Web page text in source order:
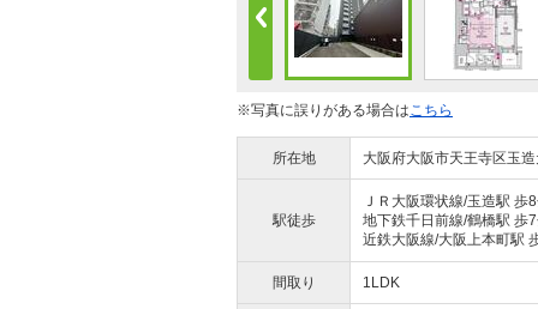
※写真に誤りがある場合はこちら
所在地 大阪府大阪市天王寺区玉
駅徒歩
ＪＲ大阪環状線/玉造駅 歩
地下鉄千日前線/鶴橋駅 歩
近鉄大阪線/大阪上本町駅
間取り 1LDK